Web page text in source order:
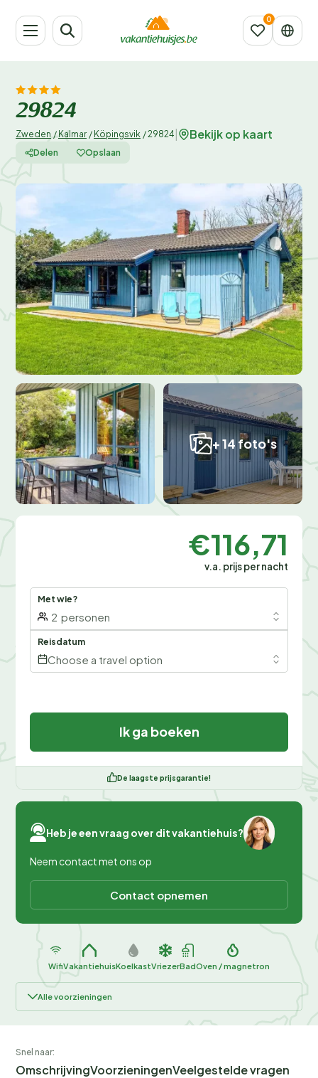
29824
Zweden / Kalmar / Köpingsvik /29824 Bekijk op kaart
Delen Opslaan
+ 14 foto's
€116,71
v.a. prijs per nacht
Met wie?
2 personen
Reisdatum
Choose a travel option
Ik ga boeken
De laagste prijsgarantie!
Heb je een vraag over dit vakantiehuis?
Neem contact met ons op
Contact opnemen
WifiVakantiehuisKoelkastVriezerBadOven / magnetron
Alle voorzieningen
Snel naar:
OmschrijvingVoorzieningenVeelgestelde vragen